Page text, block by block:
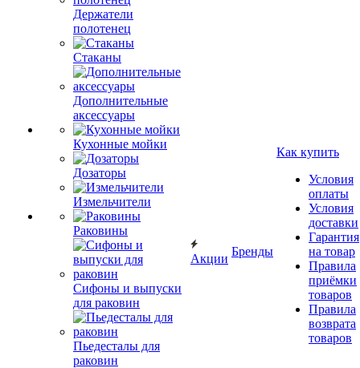
Держатели
полотенец
Стаканы
Дополнительные
аксессуары
Кухонные мойки
Дозаторы
Измельчители
Раковины
Сифоны и выпуски
для раковин
Пьедесталы для
раковин
Акции
Бренды
Как купить
Условия
оплаты
Условия
доставки
Гарантия
на товар
Правила
приёмки
товаров
Правила
возврата
товаров